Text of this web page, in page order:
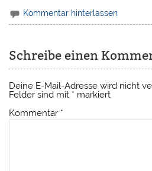
Kommentar hinterlassen
Schreibe einen
Deine E-Mail-Adresse wird nicht
Felder sind mit * markiert
Kommentar *